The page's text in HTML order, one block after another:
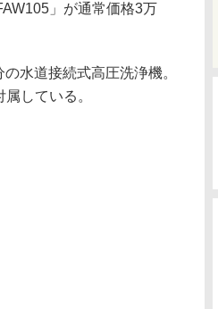
」が通常価格3万
水道接続式高圧洗浄機。
している。